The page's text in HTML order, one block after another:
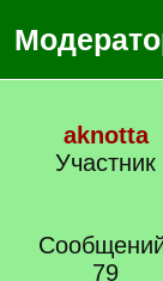
aknotta
Участник
79